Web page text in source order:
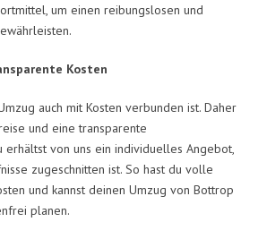
um einen reibungslosen und
Kosten
auch mit Kosten verbunden ist. Daher
und eine transparente
erhältst von uns ein individuelles Angebot,
zugeschnitten ist. So hast du volle
und kannst deinen Umzug von Bottrop
planen.